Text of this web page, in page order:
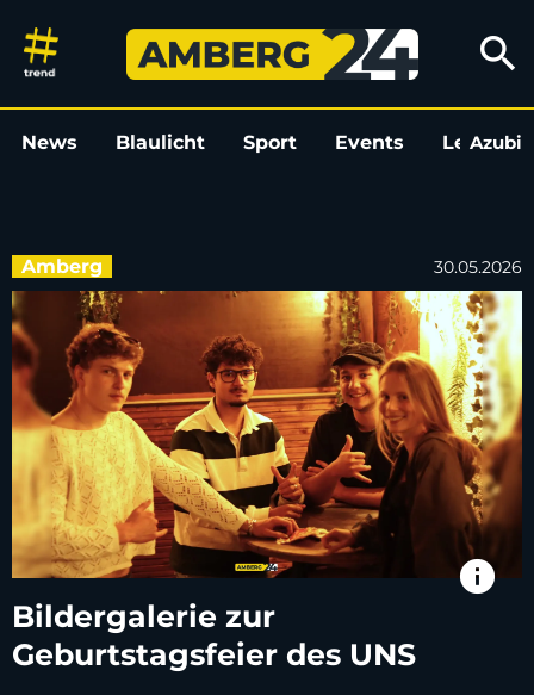
Bildergalerie zur
search
News Blaulicht Sport Events LeoAzubi
Amberg 30.05.2026
info
Bildergalerie zur
Geburtstagsfeier des UNS